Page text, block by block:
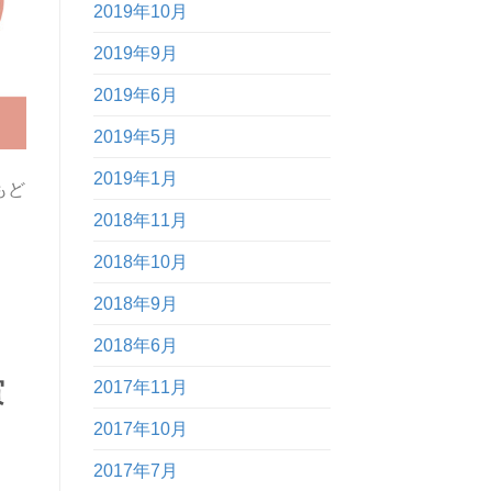
ど
2019年10月
2019年9月
2019年6月
2019年5月
2019年1月
2018年11月
2018年10月
2018年9月
2018年6月
2017年11月
2017年10月
2017年7月